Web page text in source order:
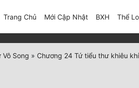
Trang Chủ Mới Cập Nhật(current)
BXH Thể
Song » Chương 24 Tứ tiểu thư khiêu